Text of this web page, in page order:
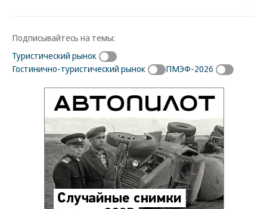
Подписывайтесь на темы:
Туристический рынок
Гостинично-туристический рынок
ПМЭФ-2026